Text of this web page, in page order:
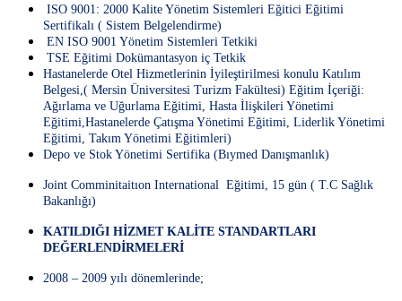
ISO 9001: 2000 Kalite Yönetim Sistemleri Eğitici Eğitimi
Sertifikalı ( Sistem Belgelendirme)
EN ISO 9001 Yönetim Sistemleri Tetkiki
TSE Eğitimi Dokümantasyon iç Tetkik
Hastanelerde Otel Hizmetlerinin İyileştirilmesi konulu Katılım
Belgesi,( Mersin Üniversitesi Turizm Fakültesi) Eğitim İçeriği:
Ağırlama ve Uğurlama Eğitimi, Hasta İlişkileri Yönetimi
Eğitimi,Hastanelerde Çatışma Yönetimi Eğitimi, Liderlik Yönetimi
Eğitimi, Takım Yönetimi Eğitimleri)
Depo ve Stok Yönetimi Sertifika (Bıymed Danışmanlık)
Joint Comminitaitıon International Eğitimi, 15 gün ( T.C Sağlık
Bakanlığı)
KATILDIĞI HİZMET KALİTE STANDARTLARI
DEĞERLENDİRMELERİ
2008 – 2009 yılı dönemlerinde;